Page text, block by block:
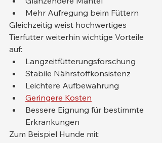
Mehr Aufregung beim Füttern
Gleichzeitig weist hochwertiges
Tierfutter weiterhin wichtige Vorteile
auf:
Langzeitfütterungsforschung
Stabile Nährstoffkonsistenz
Leichtere Aufbewahrung
Geringere Kosten
Bessere Eignung für bestimmte
Erkrankungen
Zum Beispiel Hunde mit: